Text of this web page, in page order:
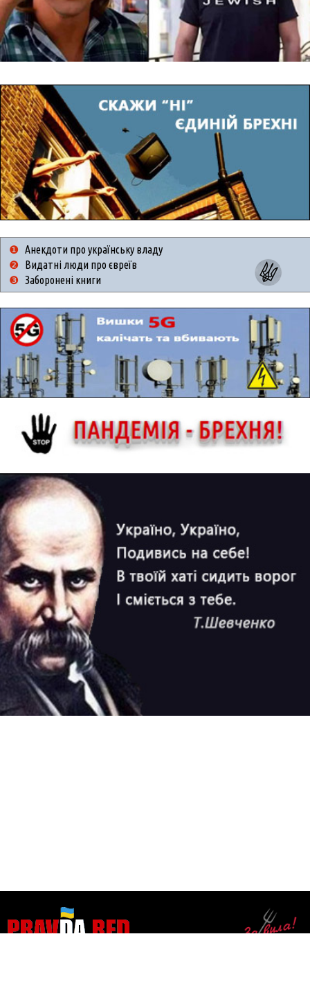
❶ Анекдоти про українську владу
❷ Видатні люди про євреїв
❸ Заборонені книги